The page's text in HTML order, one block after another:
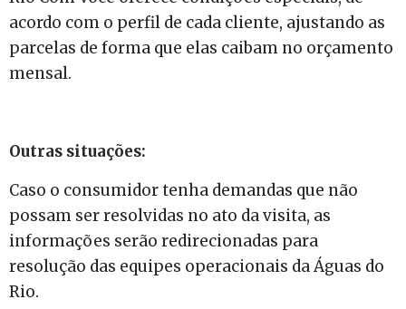
acordo com o perfil de cada cliente, ajustando as
parcelas de forma que elas caibam no orçamento
mensal.
Outras situações:
Caso o consumidor tenha demandas que não
possam ser resolvidas no ato da visita, as
informações serão redirecionadas para
resolução das equipes operacionais da Águas do
Rio.